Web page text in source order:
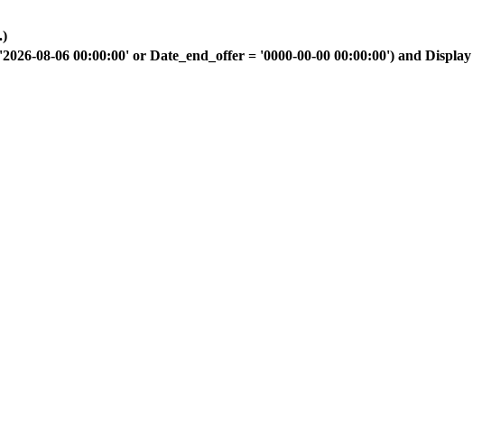
08-06 00:00:00' or Date_end_offer = '0000-00-00 00:00:00') and Display